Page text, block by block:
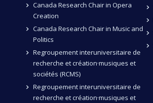
Canada Research Chair in Opera
Creation
Canada Research Chair in Music and
Politics
Regroupement interuniversitaire de
recherche et création·musiques et
sociétés (RCMS)
Regroupement interuniversitaire de
recherche et création·musiques et